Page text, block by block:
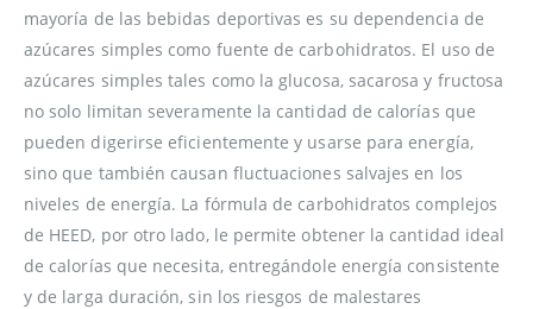
mayoría de las bebidas deportivas es su dependencia de
azúcares simples como fuente de carbohidratos. El uso de
azúcares simples tales como la glucosa, sacarosa y fructosa
no solo limitan severamente la cantidad de calorías que
pueden digerirse eficientemente y usarse para energía,
sino que también causan fluctuaciones salvajes en los
niveles de energía. La fórmula de carbohidratos complejos
de HEED, por otro lado, le permite obtener la cantidad ideal
de calorías que necesita, entregándole energía consistente
y de larga duración, sin los riesgos de malestares